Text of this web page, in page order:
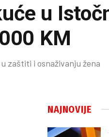
u
KM
zaštiti i osnaživanju žena
NAJNOVIJE